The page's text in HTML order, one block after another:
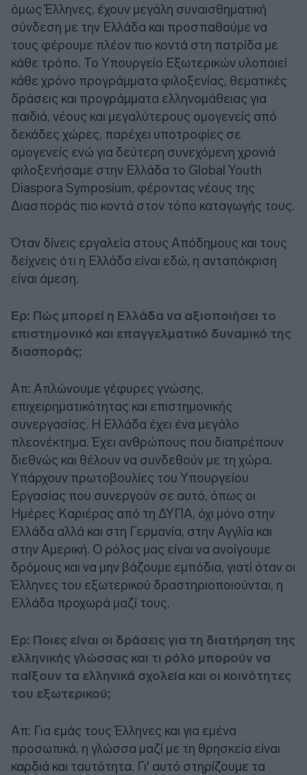
όμως Έλληνες, έχουν μεγάλη συναισθηματική
σύνδεση με την Ελλάδα και προσπαθούμε να
τους φέρουμε πλέον πιο κοντά στη πατρίδα με
κάθε τρόπο. Το Υπουργείο Εξωτερικών υλοποιεί
κάθε χρόνο προγράμματα φιλοξενίας, θεματικές
δράσεις και προγράμματα ελληνομάθειας για
παιδιά, νέους και μεγαλύτερους ομογενείς από
δεκάδες χώρες, παρέχει υποτροφίες σε
ομογενείς ενώ για δεύτερη συνεχόμενη χρονιά
φιλοξενήσαμε στην Ελλάδα το Global Youth
Diaspora Symposium, φέροντας νέους της
Διασποράς πιο κοντά στον τόπο καταγωγής τους.
Όταν δίνεις εργαλεία στους Απόδημους και τους
δείχνεις ότι η Ελλάδα είναι εδώ, η ανταπόκριση
είναι άμεση.
Ερ: Πώς μπορεί η Ελλάδα να αξιοποιήσει το
επιστημονικό και επαγγελματικό δυναμικό της
διασποράς;
Απ: Απλώνουμε γέφυρες γνώσης,
επιχειρηματικότητας και επιστημονικής
συνεργασίας. Η Ελλάδα έχει ένα μεγάλο
πλεονέκτημα. Έχει ανθρώπους που διαπρέπουν
διεθνώς και θέλουν να συνδεθούν με τη χώρα.
Υπάρχουν πρωτοβουλίες του Υπουργείου
Εργασίας που συνεργούν σε αυτό, όπως οι
Ημέρες Καριέρας από τη ΔΥΠΑ, όχι μόνο στην
Ελλάδα αλλά και στη Γερμανία, στην Αγγλία και
στην Αμερική. Ο ρόλος μας είναι να ανοίγουμε
δρόμους και να μην βάζουμε εμπόδια, γιατί όταν οι
Έλληνες του εξωτερικού δραστηριοποιούνται, η
Ελλάδα προχωρά μαζί τους.
Ερ: Ποιες είναι οι δράσεις για τη διατήρηση της
ελληνικής γλώσσας και τι ρόλο μπορούν να
παίξουν τα ελληνικά σχολεία και οι κοινότητες
του εξωτερικού;
Απ: Για εμάς τους Έλληνες και για εμένα
προσωπικά, η γλώσσα μαζί με τη θρησκεία είναι
καρδιά και ταυτότητα. Γι' αυτό στηρίζουμε τα